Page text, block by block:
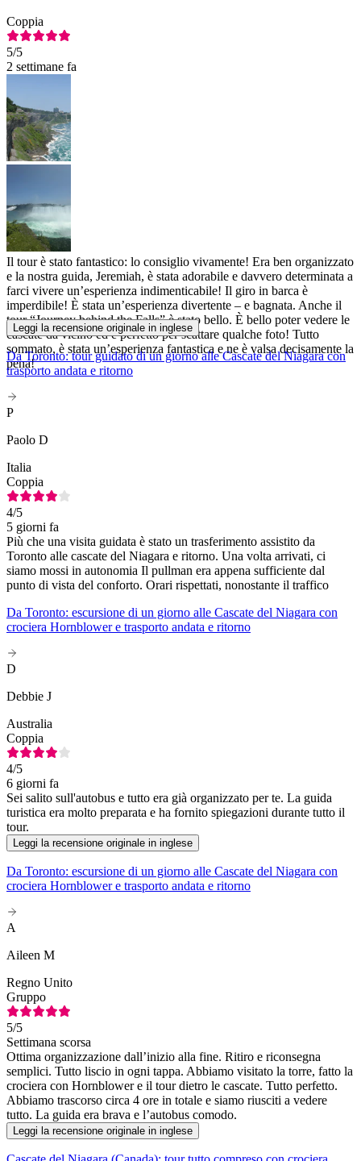
Coppia
5/5
2 settimane fa
Il tour è stato fantastico: lo consiglio vivamente! Era ben organizzato
e la nostra guida, Jeremiah, è stata adorabile e davvero determinata a
farci vivere un’esperienza indimenticabile! Il giro in barca è
imperdibile! È stata un’esperienza divertente – e bagnata. Anche il
tour “Journey behind the Falls” è stato bello. È bello poter vedere le
cascate da vicino ed è perfetto per scattare qualche foto! Tutto
sommato, è stata un’esperienza fantastica e ne è valsa decisamente la
pena!
Leggi la recensione originale in inglese
Da Toronto: tour guidato di un giorno alle Cascate del Niagara con
trasporto andata e ritorno
P
Paolo D
Italia
Coppia
4/5
5 giorni fa
Più che una visita guidata è stato un trasferimento assistito da
Toronto alle cascate del Niagara e ritorno. Una volta arrivati, ci
siamo mossi in autonomia Il pullman era appena sufficiente dal
punto di vista del conforto. Orari rispettati, nonostante il traffico
Da Toronto: escursione di un giorno alle Cascate del Niagara con
crociera Hornblower e trasporto andata e ritorno
D
Debbie J
Australia
Coppia
4/5
6 giorni fa
Sei salito sull'autobus e tutto era già organizzato per te. La guida
turistica era molto preparata e ha fornito spiegazioni durante tutto il
tour.
Leggi la recensione originale in inglese
Da Toronto: escursione di un giorno alle Cascate del Niagara con
crociera Hornblower e trasporto andata e ritorno
A
Aileen M
Regno Unito
Gruppo
5/5
Settimana scorsa
Ottima organizzazione dall’inizio alla fine. Ritiro e riconsegna
semplici. Tutto liscio in ogni tappa. Abbiamo visitato la torre, fatto la
crociera con Hornblower e il tour dietro le cascate. Tutto perfetto.
Abbiamo trascorso circa 4 ore in totale e siamo riusciti a vedere
tutto. La guida era brava e l’autobus comodo.
Leggi la recensione originale in inglese